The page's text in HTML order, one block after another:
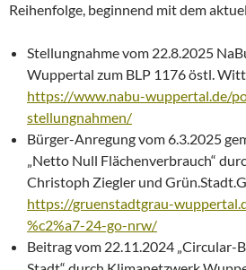
Reihenfolge, beginnend mit dem
Stellungnahme vom 22.8.2025
Wuppertal zum BLP 1176 östl.
https://www.nabu-wuppertal.de/
stellungnahmen/
Bürger-Anregung vom 6.3.2025
„Netto Null Flächenverbrauch“
Christoph Ziegler und
https://gruenstadtgrau-
%c2%a7-24-go-nrw/
Beitrag vom 22.11.2024 „Circular-